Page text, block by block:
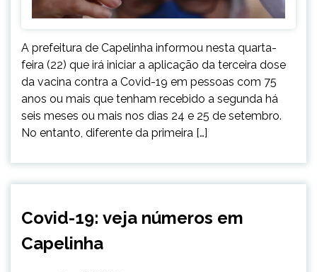
A prefeitura de Capelinha informou nesta quarta-
feira (22) que irá iniciar a aplicação da terceira dose
da vacina contra a Covid-19 em pessoas com 75
anos ou mais que tenham recebido a segunda há
seis meses ou mais nos dias 24 e 25 de setembro.
No entanto, diferente da primeira […]
NOTÍCIAS
Covid-19: veja números em
Capelinha